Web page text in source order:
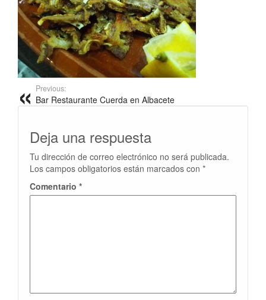
Previous:
Bar Restaurante Cuerda en Albacete
Deja una respuesta
Tu dirección de correo electrónico no será publicada.
Los campos obligatorios están marcados con *
Comentario *